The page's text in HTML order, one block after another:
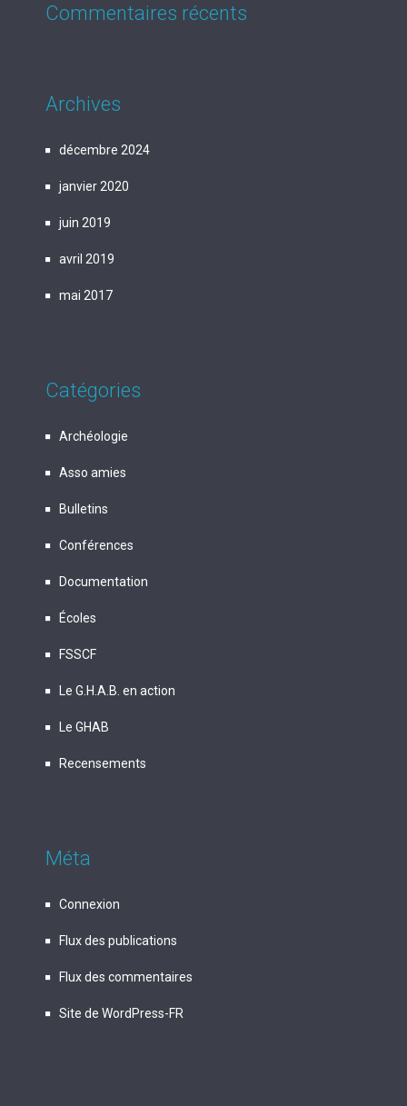
Commentaires récents
Archives
décembre 2024
janvier 2020
juin 2019
avril 2019
mai 2017
Catégories
Archéologie
Asso amies
Bulletins
Conférences
Documentation
Écoles
FSSCF
Le G.H.A.B. en action
Le GHAB
Recensements
Méta
Connexion
Flux des publications
Flux des commentaires
Site de WordPress-FR